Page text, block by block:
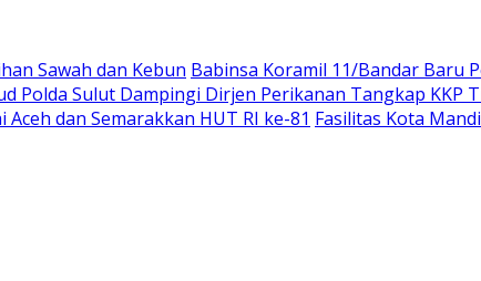
Sawah dan Kebun Babinsa Koramil 11/Bandar Baru
Polda Sulut Dampingi Dirjen Perikanan Tangkap KKP
dan Semarakkan HUT RI ke-81 Fasilitas Kota